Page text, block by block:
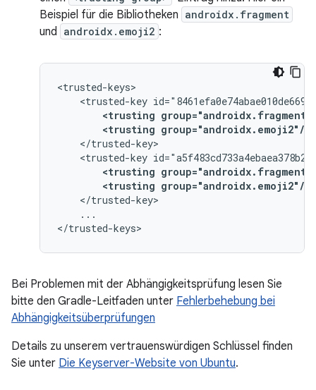
Beispiel für die Bibliotheken androidx.fragment
und androidx.emoji2 :
<trusted-key
<trusting
<trusting group="androidx.emoji2"/>
<trusted-key
<trusting
<trusting group="androidx.emoji2"/>
...
Bei Problemen mit der Abhängigkeitsprüfung lesen Sie
bitte den Gradle-Leitfaden unter Fehlerbehebung bei
Abhängigkeitsüberprüfungen
Details zu unserem vertrauenswürdigen Schlüssel finden
Sie unter Die Keyserver-Website von Ubuntu.